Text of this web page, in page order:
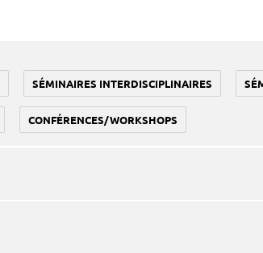
SÉMINAIRES INTERDISCIPLINAIRES
CONFÉRENCES/WORKSHOPS